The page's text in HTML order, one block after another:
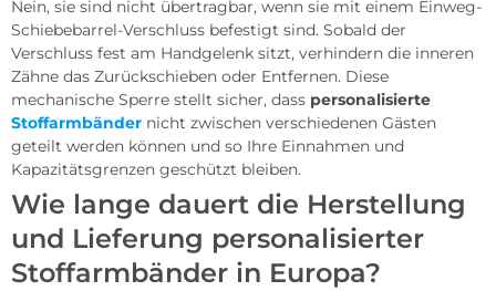
Nein, sie sind nicht übertragbar, wenn sie mit einem Einweg-
Schiebebarrel-Verschluss befestigt sind. Sobald der
Verschluss fest am Handgelenk sitzt, verhindern die inneren
Zähne das Zurückschieben oder Entfernen. Diese
mechanische Sperre stellt sicher, dass personalisierte
Stoffarmbänder nicht zwischen verschiedenen Gästen
geteilt werden können und so Ihre Einnahmen und
Kapazitätsgrenzen geschützt bleiben.
Wie lange dauert die Herstellung
und Lieferung personalisierter
Stoffarmbänder in Europa?